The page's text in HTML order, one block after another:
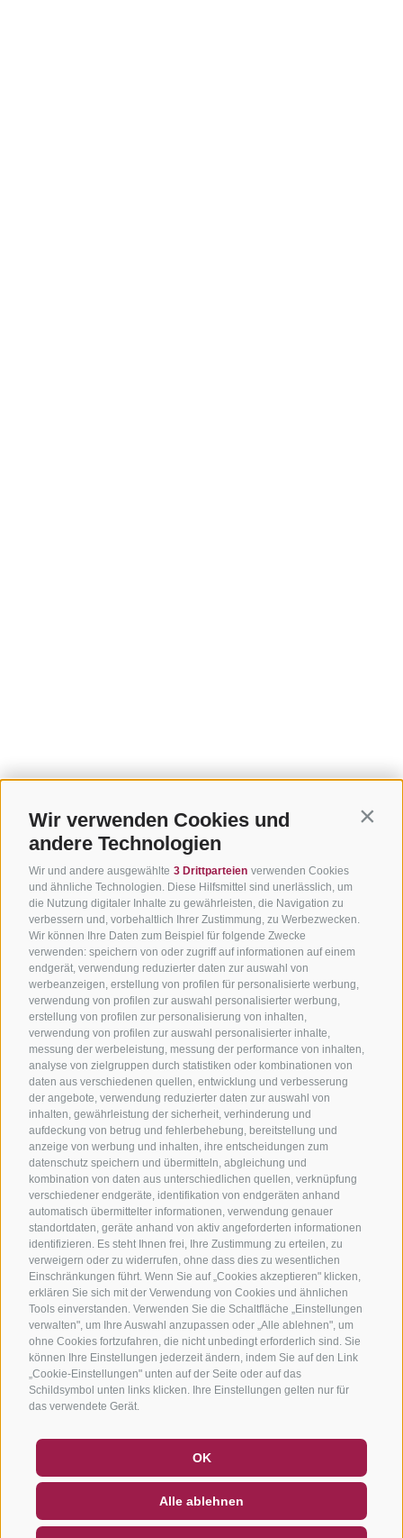
Wir verwenden Cookies und
andere Technologien
Wir und andere ausgewählte 3 Drittparteien verwenden Cookies
und ähnliche Technologien. Diese Hilfsmittel sind unerlässlich, um
die Nutzung digitaler Inhalte zu gewährleisten, die Navigation zu
verbessern und, vorbehaltlich Ihrer Zustimmung, zu Werbezwecken.
Wir können Ihre Daten zum Beispiel für folgende Zwecke
verwenden: speichern von oder zugriff auf informationen auf einem
endgerät, verwendung reduzierter daten zur auswahl von
werbeanzeigen, erstellung von profilen für personalisierte werbung,
verwendung von profilen zur auswahl personalisierter werbung,
erstellung von profilen zur personalisierung von inhalten,
verwendung von profilen zur auswahl personalisierter inhalte,
messung der werbeleistung, messung der performance von inhalten,
analyse von zielgruppen durch statistiken oder kombinationen von
daten aus verschiedenen quellen, entwicklung und verbesserung
der angebote, verwendung reduzierter daten zur auswahl von
inhalten, gewährleistung der sicherheit, verhinderung und
aufdeckung von betrug und fehlerbehebung, bereitstellung und
anzeige von werbung und inhalten, ihre entscheidungen zum
datenschutz speichern und übermitteln, abgleichung und
kombination von daten aus unterschiedlichen quellen, verknüpfung
verschiedener endgeräte, identifikation von endgeräten anhand
automatisch übermittelter informationen, verwendung genauer
standortdaten, geräte anhand von aktiv angeforderten informationen
identifizieren. Es steht Ihnen frei, Ihre Zustimmung zu erteilen, zu
verweigern oder zu widerrufen, ohne dass dies zu wesentlichen
Einschränkungen führt. Wenn Sie auf „Cookies akzeptieren" klicken,
erklären Sie sich mit der Verwendung von Cookies und ähnlichen
Tools einverstanden. Verwenden Sie die Schaltfläche „Einstellungen
verwalten", um Ihre Auswahl anzupassen oder „Alle ablehnen", um
ohne Cookies fortzufahren, die nicht unbedingt erforderlich sind. Sie
können Ihre Einstellungen jederzeit ändern, indem Sie auf den Link
„Cookie-Einstellungen" unten auf der Seite oder auf das
Schildsymbol unten links klicken. Ihre Einstellungen gelten nur für
das verwendete Gerät.
OK
Alle ablehnen
NEWSLETTER
SOCIAL WALL WETTER